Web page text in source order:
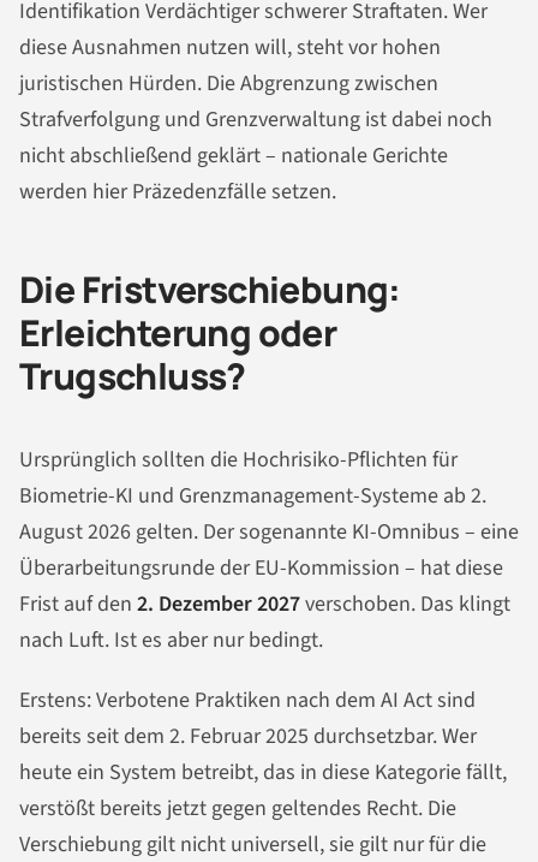
Identifikation Verdächtiger schwerer Straftaten. Wer
diese Ausnahmen nutzen will, steht vor hohen
juristischen Hürden. Die Abgrenzung zwischen
Strafverfolgung und Grenzverwaltung ist dabei noch
nicht abschließend geklärt – nationale Gerichte
werden hier Präzedenzfälle setzen.
Die Fristverschiebung:
Erleichterung oder
Trugschluss?
Ursprünglich sollten die Hochrisiko-Pflichten für
Biometrie-KI und Grenzmanagement-Systeme ab 2.
August 2026 gelten. Der sogenannte KI-Omnibus – eine
Überarbeitungsrunde der EU-Kommission – hat diese
Frist auf den 2. Dezember 2027verschoben. Das klingt
nach Luft. Ist es aber nur bedingt.
Erstens: Verbotene Praktiken nach dem AI Act sind
bereits seit dem 2. Februar 2025 durchsetzbar. Wer
heute ein System betreibt, das in diese Kategorie fällt,
verstößt bereits jetzt gegen geltendes Recht. Die
Verschiebung gilt nicht universell, sie gilt nur für die